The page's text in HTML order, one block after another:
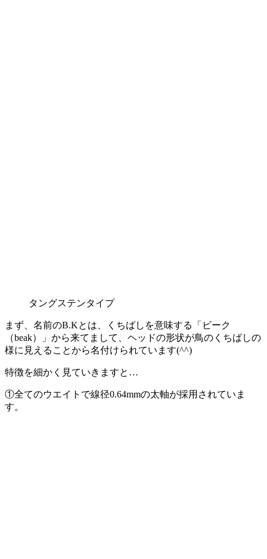
タングステンタイプ
まず、名前のB.Kとは、くちばしを意味する「ビーク
（beak）」から来てまして、ヘッドの形状が鳥のくちばしの
様に見えることから名付けられています(^^)
特徴を細かく見ていきますと…
①全てのウエイトで線径0.64mmの太軸が採用されていま
す。